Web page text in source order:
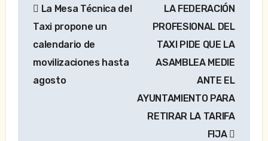
de
entradas
La Mesa Técnica del
Taxi propone un
calendario de
movilizaciones hasta
agosto
LA FEDERACIÓN
PROFESIONAL DEL
TAXI PIDE QUE LA
ASAMBLEA MEDIE
ANTE EL
AYUNTAMIENTO PARA
RETIRAR LA TARIFA
FIJA